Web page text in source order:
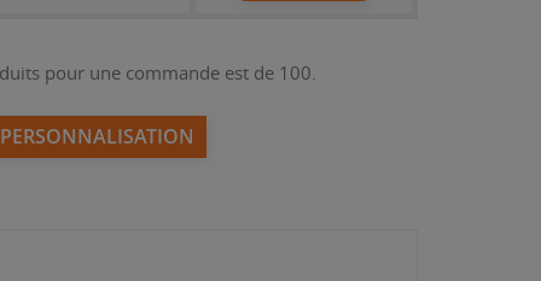
pour une commande est de 100.
PERSONNALISATION